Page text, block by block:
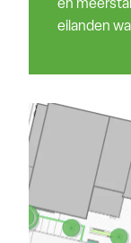
en
eilanden